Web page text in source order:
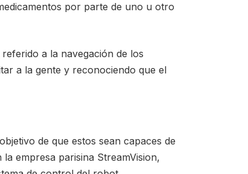
por parte de uno u otro
a la navegación de los
a la gente y reconociendo que el
de que estos sean capaces de
empresa parisina StreamVision,